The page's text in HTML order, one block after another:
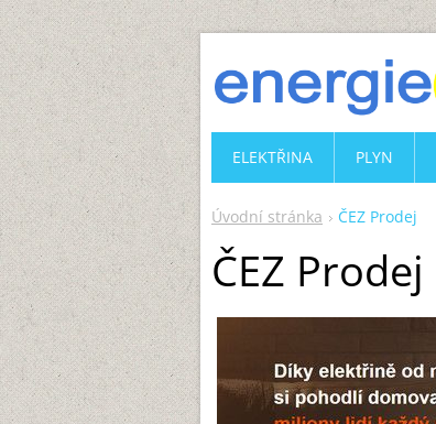
Úvodní stránka ČEZ Prodej
ČEZ Prodej
ELEKTŘINA PLYN